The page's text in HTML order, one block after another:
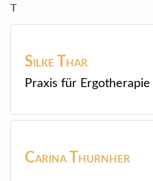
T
Silke Thar
Praxis für Ergotherapie
Carina Thurnher